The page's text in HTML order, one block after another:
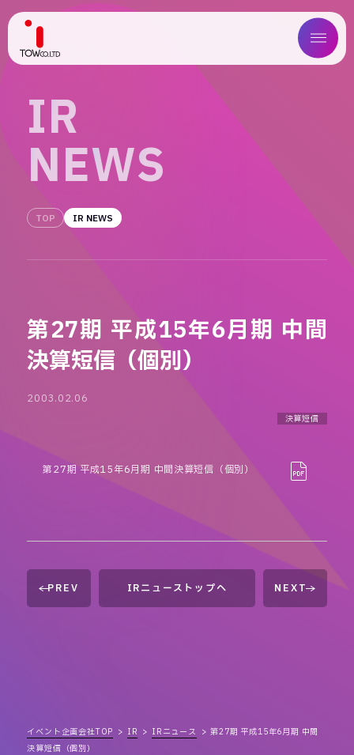
ABOUT US
WORKS
COMPANY
IR
IR
NEWS
TOP IR NEWS
第27期 平成15年6月期 中間
決算短信（個別）
2003.02.06
決算短信
第27期 平成15年6月期 中間決算短信（個別）
PREV IRニューストップへ NEXT
イベント企画会社TOP IR IRニュース
第27期 平成15年6月期 中間
決算短信（個別）